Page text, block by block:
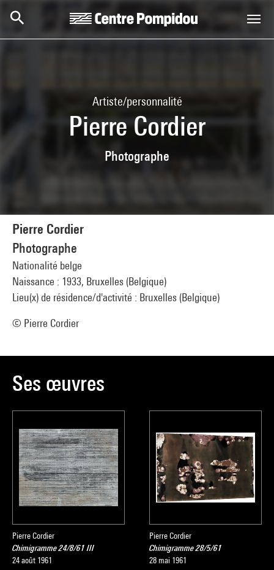
Artiste/personnalité
Pierre Cordier
Photographe
Pierre Cordier
Photographe
Nationalité belge
Naissance : 1933, Bruxelles (Belgique)
Lieu(x) de résidence/d'activité : Bruxelles (Belgique)
© Pierre Cordier
Ses œuvres
Pierre Cordier
Chimigramme 24/8/61 III
24 août 1961
Pierre Cordier
Chimigramme 28/5/61
28 mai 1961